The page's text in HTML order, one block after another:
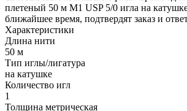
плетеный 50 м М1 USP 5/0 игла на
ближайшее время, подтвердят заказ и
Характеристики
Длина нити
50 м
Тип иглы/лигатура
на катушке
Количество игл
1
Толщина метрическая